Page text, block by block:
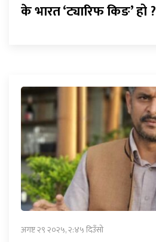
के भारत ‘ट्यारिफ किङ’ हो ?
अगष्ट २९ २०२५, २:४५ दिउँसो